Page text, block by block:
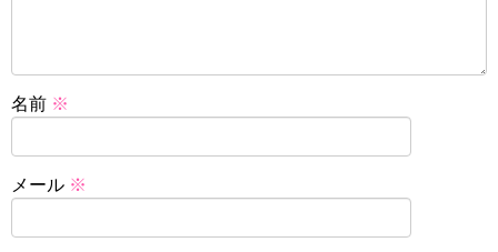
名前 ※
メール ※